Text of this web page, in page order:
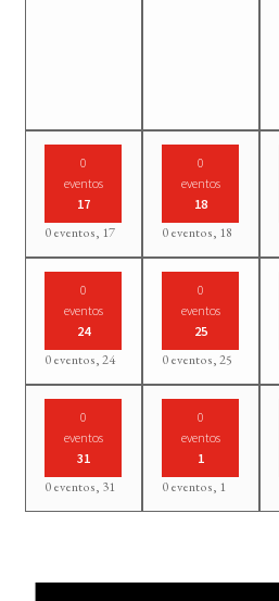
0
eventos
17
0 eventos, 17
0
eventos
18
0 eventos, 18
0
eventos
24
0 eventos,24
0
eventos
25
0 eventos,25
0
eventos
31
0 eventos, 31
0
eventos
1
0 eventos, 1